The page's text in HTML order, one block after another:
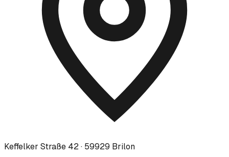
Keffelker Straße 42 · 59929 Brilon